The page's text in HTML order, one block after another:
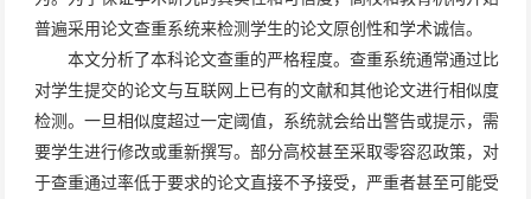
普遍采用论文查重系统来检测学生的论文原创性和学术诚信。
本文分析了本科论文查重的严格程度。查重系统通常通过比
对学生提交的论文与互联网上已有的文献和其他论文进行相似度
检测。一旦相似度超过一定阈值，系统就会给出警告或提示，需
要学生进行修改或重新撰写。部分高校甚至采取零容忍政策，对
于查重通过率低于要求的论文直接不予接受，严重者甚至可能受